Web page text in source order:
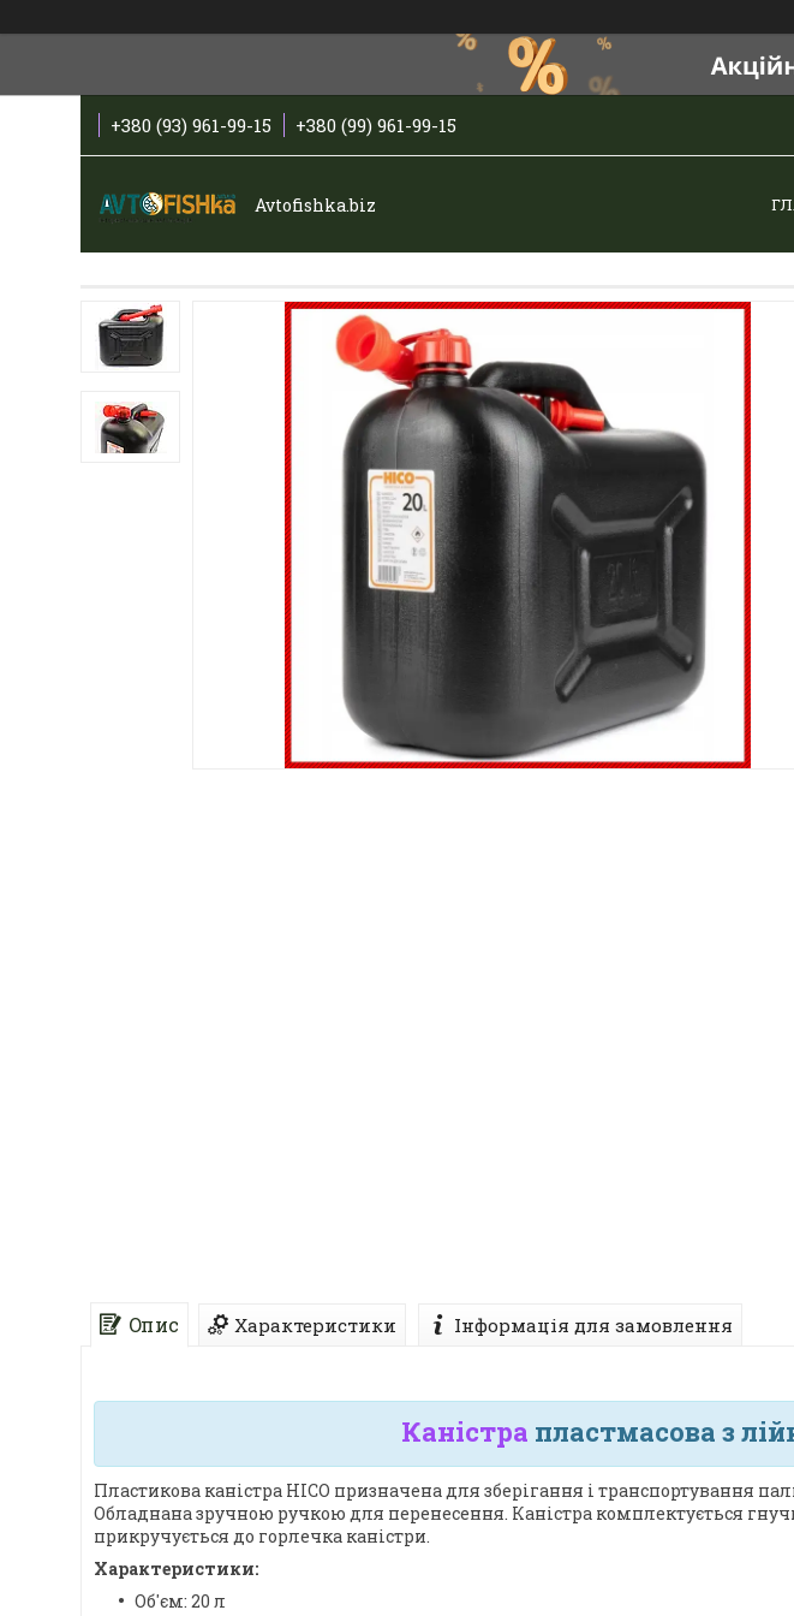
+380 (93) 961-99-15 +380 (99) 961-99-15
Avtofishka.biz
Опис Характеристики Інформація для замовлення
Каністра пластмасова з
Пластикова каністра HICO призначена для зберігання і транспортування
Обладнана зручною ручкою для перенесення. Каністра комплектується
прикручується до горлечка каністри.
Характеристики:
Об'єм: 20 л